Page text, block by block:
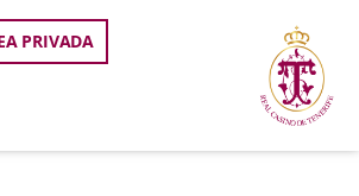
PRIVADA